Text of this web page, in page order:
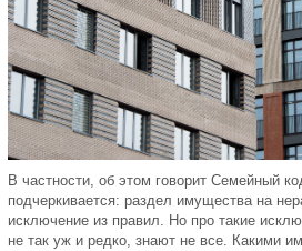
В частности, об этом говорит Семейный
подчеркивается: раздел имущества на
исключение из правил. Но про такие
не так уж и редко, знают не все. Какими